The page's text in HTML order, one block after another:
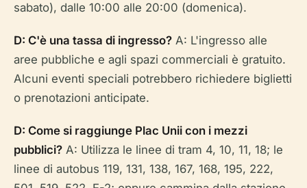
sabato), dalle 10:00 alle 20:00 (domenica).
D: C'è una tassa di ingresso? A: L'ingresso alle
aree pubbliche e agli spazi commerciali è gratuito.
Alcuni eventi speciali potrebbero richiedere biglietti
o prenotazioni anticipate.
D: Come si raggiunge Plac Unii con i mezzi
pubblici? A: Utilizza le linee di tram 4, 10, 11, 18; le
linee di autobus 119, 131, 138, 167, 168, 195, 222,